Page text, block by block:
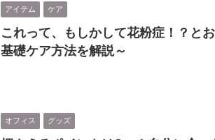
アイテム ケア
これって、もしかして花粉症！？と
基礎ケア方法を解説～
オフィス グッズ